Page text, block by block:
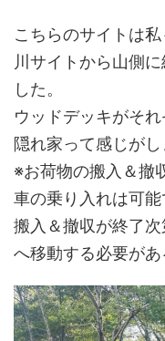
こちらのサイトは
川サイトから山側
した。
ウッドデッキがそ
隠れ家って感じがし
※お荷物の搬入＆撤
車の乗り入れは可能
搬入＆撤収が終了
へ移動する必要があ